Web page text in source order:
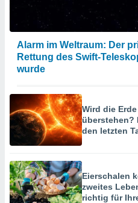
Alarm im Weltraum: Der
Rettung des Swift-
wurde
Wird die
überstehen?
den letzten
Eierschalen
zweites
richtig für